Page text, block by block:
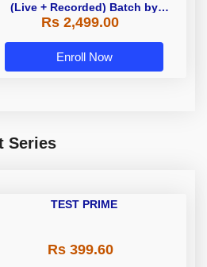
(Live + Recorded) Batch by
Adda247
Rs 2,499.00
Enroll Now
Series
TEST PRIME
Rs 399.60